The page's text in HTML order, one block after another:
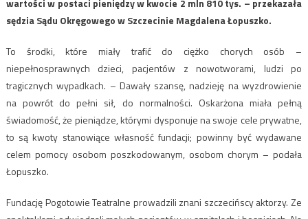
sędzia Sądu Okręgowego w Szczecinie Magdalena Łopuszko.
To środki, które miały trafić do ciężko chorych osób –
niepełnosprawnych dzieci, pacjentów z nowotworami, ludzi po
tragicznych wypadkach. – Dawały szansę, nadzieję na wyzdrowienie
na powrót do pełni sił, do normalności. Oskarżona miała pełną
świadomość, że pieniądze, którymi dysponuje na swoje cele prywatne,
to są kwoty stanowiące własność fundacji; powinny być wydawane
celem pomocy osobom poszkodowanym, osobom chorym – podała
Łopuszko.
Fundację Pogotowie Teatralne prowadzili znani szczecińscy aktorzy. Ze